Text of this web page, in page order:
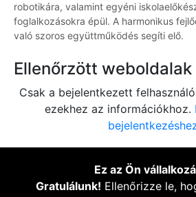
robotikára, valamint egyéni
foglalkozásokra épül. A harmonikus
való szoros együttműködés segíti elő.
Ellenőrzött weboldalak
Csak a bejelentkezett
ezekhez az információkhoz.
Ez az Ön
Gratulálunk! Ellenőrizze le,